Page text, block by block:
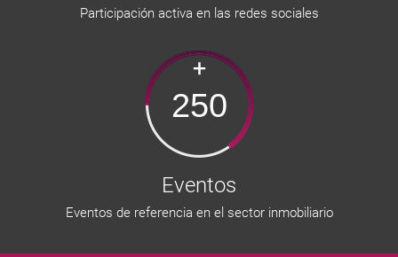
Participación activa en las redes sociales
250
+
Eventos
Eventos de referencia en el sector inmobiliario